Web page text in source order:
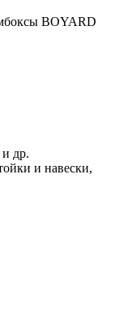
BOYARD
др.
и навески,